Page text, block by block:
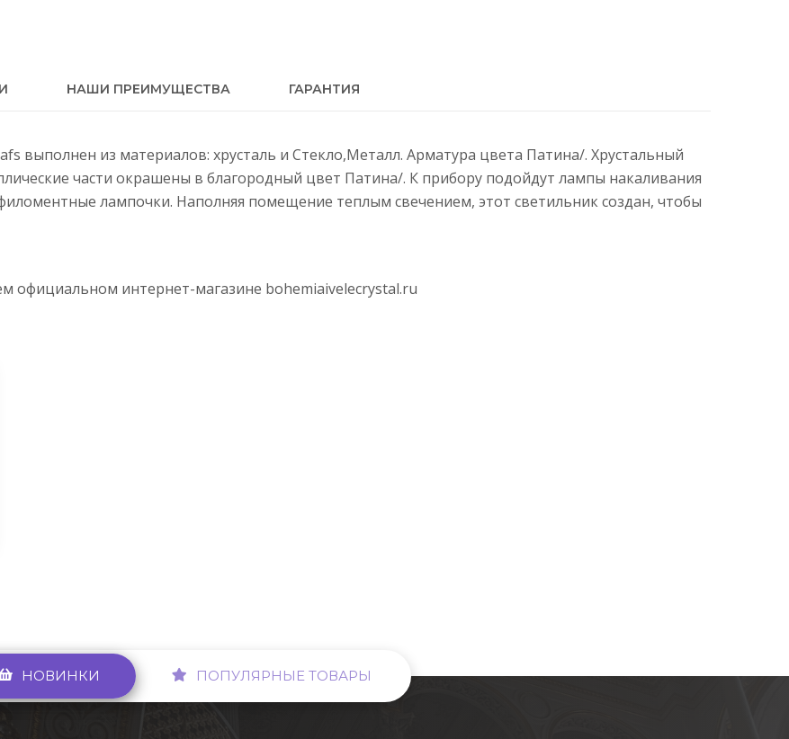
НАШИ ПРЕИМУЩЕСТВА ГАРАНТИЯ
выполнен из материалов: хрусталь и Стекло,Металл. Арматура цвета Патина/. Хрустальный
части окрашены в благородный цвет Патина/. К прибору подойдут лампы накаливания
лампочки. Наполняя помещение теплым свечением, этот светильник создан, чтобы
официальном интернет-магазине bohemiaivelecrystal.ru
НОВИНКИ ПОПУЛЯРНЫЕ ТОВАРЫ